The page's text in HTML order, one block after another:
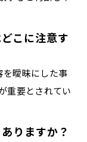
こに注意す
を曖昧にした事
重要とされてい
りますか？